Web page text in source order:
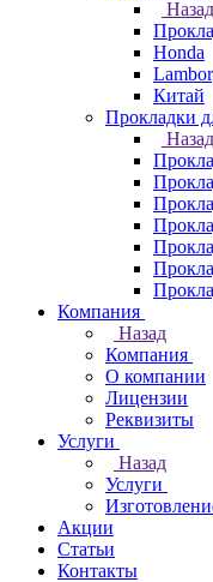
Назад
Honda
Китай
Прокладки
Назад
Компания
Назад
Компания
О компании
Лицензии
Реквизиты
Услуги
Назад
Услуги
Акции
Статьи
Контакты